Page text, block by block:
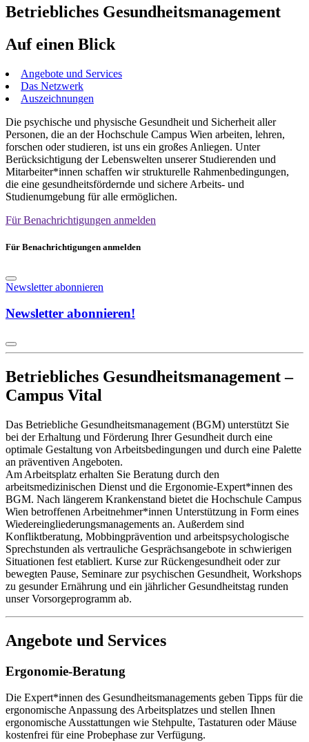
Betriebliches Gesundheitsmanagement
Auf einen Blick
Angebote und Services
Das Netzwerk
Auszeichnungen
Die psychische und physische Gesundheit und Sicherheit aller
Personen, die an der Hochschule Campus Wien arbeiten, lehren,
forschen oder studieren, ist uns ein großes Anliegen. Unter
Berücksichtigung der Lebenswelten unserer Studierenden und
Mitarbeiter*innen schaffen wir strukturelle Rahmenbedingungen,
die eine gesundheitsfördernde und sichere Arbeits- und
Studienumgebung für alle ermöglichen.
Für Benachrichtigungen anmelden
Für Benachrichtigungen anmelden
Newsletter abonnieren
Newsletter abonnieren!
Betriebliches Gesundheitsmanagement –
Campus Vital
Das Betriebliche Gesundheitsmanagement (BGM) unterstützt Sie
bei der Erhaltung und Förderung Ihrer Gesundheit durch eine
optimale Gestaltung von Arbeitsbedingungen und durch eine Palette
an präventiven Angeboten.
Am Arbeitsplatz erhalten Sie Beratung durch den
arbeitsmedizinischen Dienst und die Ergonomie-Expert*innen des
BGM. Nach längerem Krankenstand bietet die Hochschule Campus
Wien betroffenen Arbeitnehmer*innen Unterstützung in Form eines
Wiedereingliederungsmanagements an. Außerdem sind
Konfliktberatung, Mobbingprävention und arbeitspsychologische
Sprechstunden als vertrauliche Gesprächsangebote in schwierigen
Situationen fest etabliert. Kurse zur Rückengesundheit oder zur
bewegten Pause, Seminare zur psychischen Gesundheit, Workshops
zu gesunder Ernährung und ein jährlicher Gesundheitstag runden
unser Vorsorgeprogramm ab.
Angebote und Services
Ergonomie-Beratung
Die Expert*innen des Gesundheitsmanagements geben Tipps für die
ergonomische Anpassung des Arbeitsplatzes und stellen Ihnen
ergonomische Ausstattungen wie Stehpulte, Tastaturen oder Mäuse
kostenfrei für eine Probephase zur Verfügung.